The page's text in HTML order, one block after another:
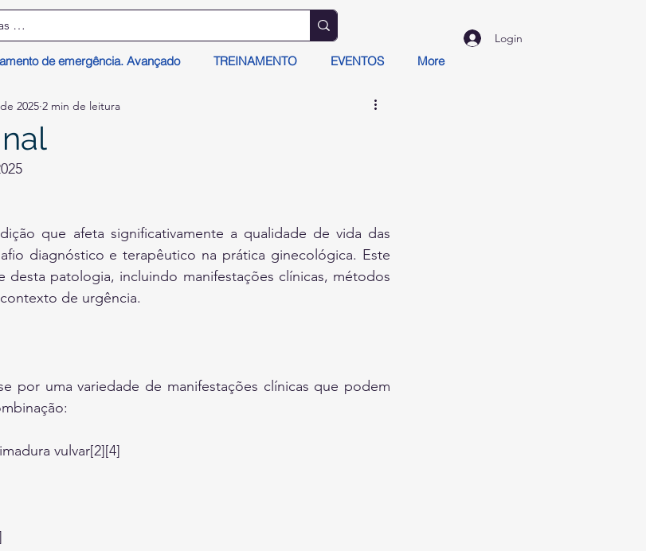
de emergência. Avançado TREINAMENTO EVENTOS More
Login
2025 2 min de leitura
que afeta significativamente a qualidade de vida das
diagnóstico e terapêutico na prática ginecológica. Este
desta patologia, incluindo manifestações clínicas, métodos
de urgência.
por uma variedade de manifestações clínicas que podem
vulvar[2][4]